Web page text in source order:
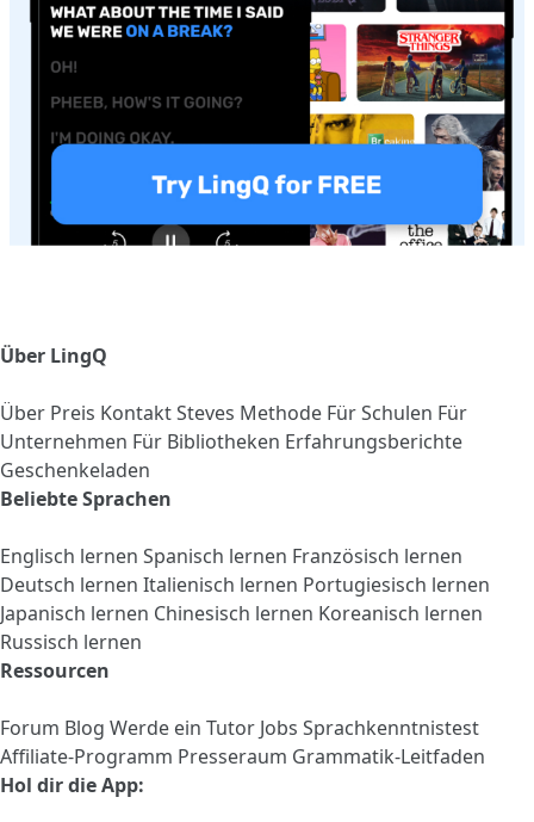
Über LingQ
Über Preis KontaktSteves Methode Für Schulen Für
Unternehmen Für Bibliotheken Erfahrungsberichte
Geschenkeladen
Beliebte Sprachen
Englisch lernen Spanisch lernen Französisch lernen
Deutsch lernen Italienisch lernen Portugiesisch lernen
Japanisch lernen Chinesisch lernen Koreanisch lernen
Russisch lernen
Ressourcen
Forum Blog Werde ein Tutor Jobs Sprachkenntnistest
Affiliate-Programm Presseraum Grammatik-Leitfaden
Hol dir die App: